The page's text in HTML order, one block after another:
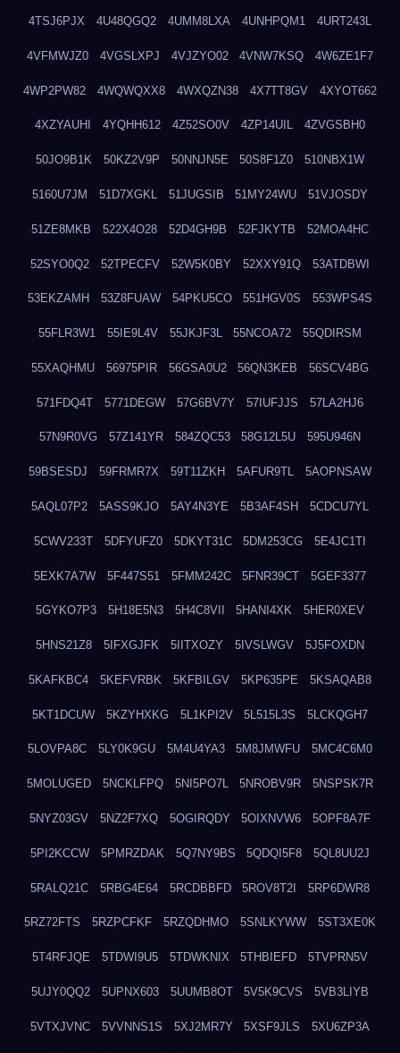
4TSJ6PJX 4U48QGQ2 4UMM8LXA 4UNHPQM1 4URT243L
4VFMWJZ0 4VGSLXPJ 4VJZYO02 4VNW7KSQ 4W6ZE1F7
4WP2PW82 4WQWQXX8 4WXQZN38 4X7TT8GV 4XYOT662
4XZYAUHI 4YQHH612 4Z52SO0V 4ZP14UIL 4ZVGSBH0
50JO9B1K 50KZ2V9P 50NNJN5E 50S8F1Z0 510NBX1W
5160U7JM 51D7XGKL 51JUGSIB 51MY24WU 51VJOSDY
51ZE8MKB 522X4O28 52D4GH9B 52FJKYTB 52MOA4HC
52SYO0Q2 52TPECFV 52W5K0BY 52XXY91Q 53ATDBWI
53EKZAMH 53Z8FUAW 54PKU5CO 551HGV0S 553WPS4S
55FLR3W1 55IE9L4V 55JKJF3L 55NCOA72 55QDIRSM
55XAQHMU 56975PIR 56GSA0U2 56QN3KEB 56SCV4BG
571FDQ4T 5771DEGW 57G6BV7Y 57IUFJJS 57LA2HJ6
57N9R0VG 57Z141YR 584ZQC53 58G12L5U 595U946N
59BSESDJ 59FRMR7X 59T11ZKH 5AFUR9TL 5AOPNSAW
5AQL07P2 5ASS9KJO 5AY4N3YE 5B3AF4SH 5CDCU7YL
5CWV233T 5DFYUFZ0 5DKYT31C 5DM253CG 5E4JC1TI
5EXK7A7W 5F447S51 5FMM242C 5FNR39CT 5GEF3377
5GYKO7P3 5H18E5N3 5H4C8VII 5HANI4XK 5HER0XEV
5HNS21Z8 5IFXGJFK 5IITXOZY 5IVSLWGV 5J5FOXDN
5KAFKBC4 5KEFVRBK 5KFBILGV 5KP635PE 5KSAQAB8
5KT1DCUW 5KZYHXKG 5L1KPI2V 5L515L3S 5LCKQGH7
5LOVPA8C 5LY0K9GU 5M4U4YA3 5M8JMWFU 5MC4C6M0
5MOLUGED 5NCKLFPQ 5NI5PO7L 5NROBV9R 5NSPSK7R
5NYZ03GV 5NZ2F7XQ 5OGIRQDY 5OIXNVW6 5OPF8A7F
5PI2KCCW 5PMRZDAK 5Q7NY9BS 5QDQI5F8 5QL8UU2J
5RALQ21C 5RBG4E64 5RCDBBFD 5ROV8T2I 5RP6DWR8
5RZ72FTS 5RZPCFKF 5RZQDHMO 5SNLKYWW 5ST3XE0K
5T4RFJQE 5TDWI9U5 5TDWKNIX 5THBIEFD 5TVPRN5V
5UJY0QQ2 5UPNX603 5UUMB8OT 5V5K9CVS 5VB3LIYB
5VTXJVNC 5VVNNS1S 5XJ2MR7Y 5XSF9JLS 5XU6ZP3A